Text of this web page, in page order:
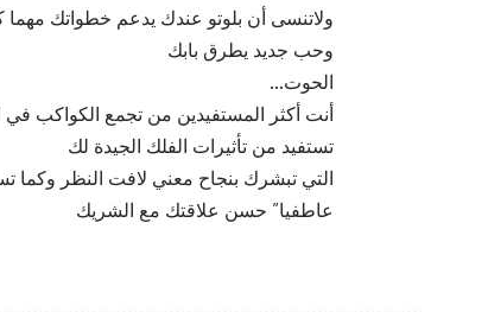
ولاتنسى أن بلوتو عندك يدعم خطواتك مهما
وحب جديد يطرق بابك
الحوت…
أنت أكثر المستفيدين من تجمع الكواكب
تستفيد من تأثيرات الفلك الجيدة لك
التي تبشرك بنجاح معني لافت النظر
عاطفيا” حسن علاقتك مع الشريك